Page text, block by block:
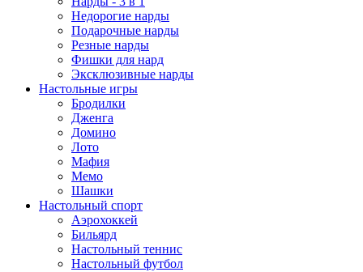
Недорогие нарды
Подарочные нарды
Резные нарды
Фишки для нард
Эксклюзивные нарды
Настольные игры
Бродилки
Дженга
Домино
Лото
Мафия
Мемо
Шашки
Настольный спорт
Аэрохоккей
Бильярд
Настольный теннис
Настольный футбол